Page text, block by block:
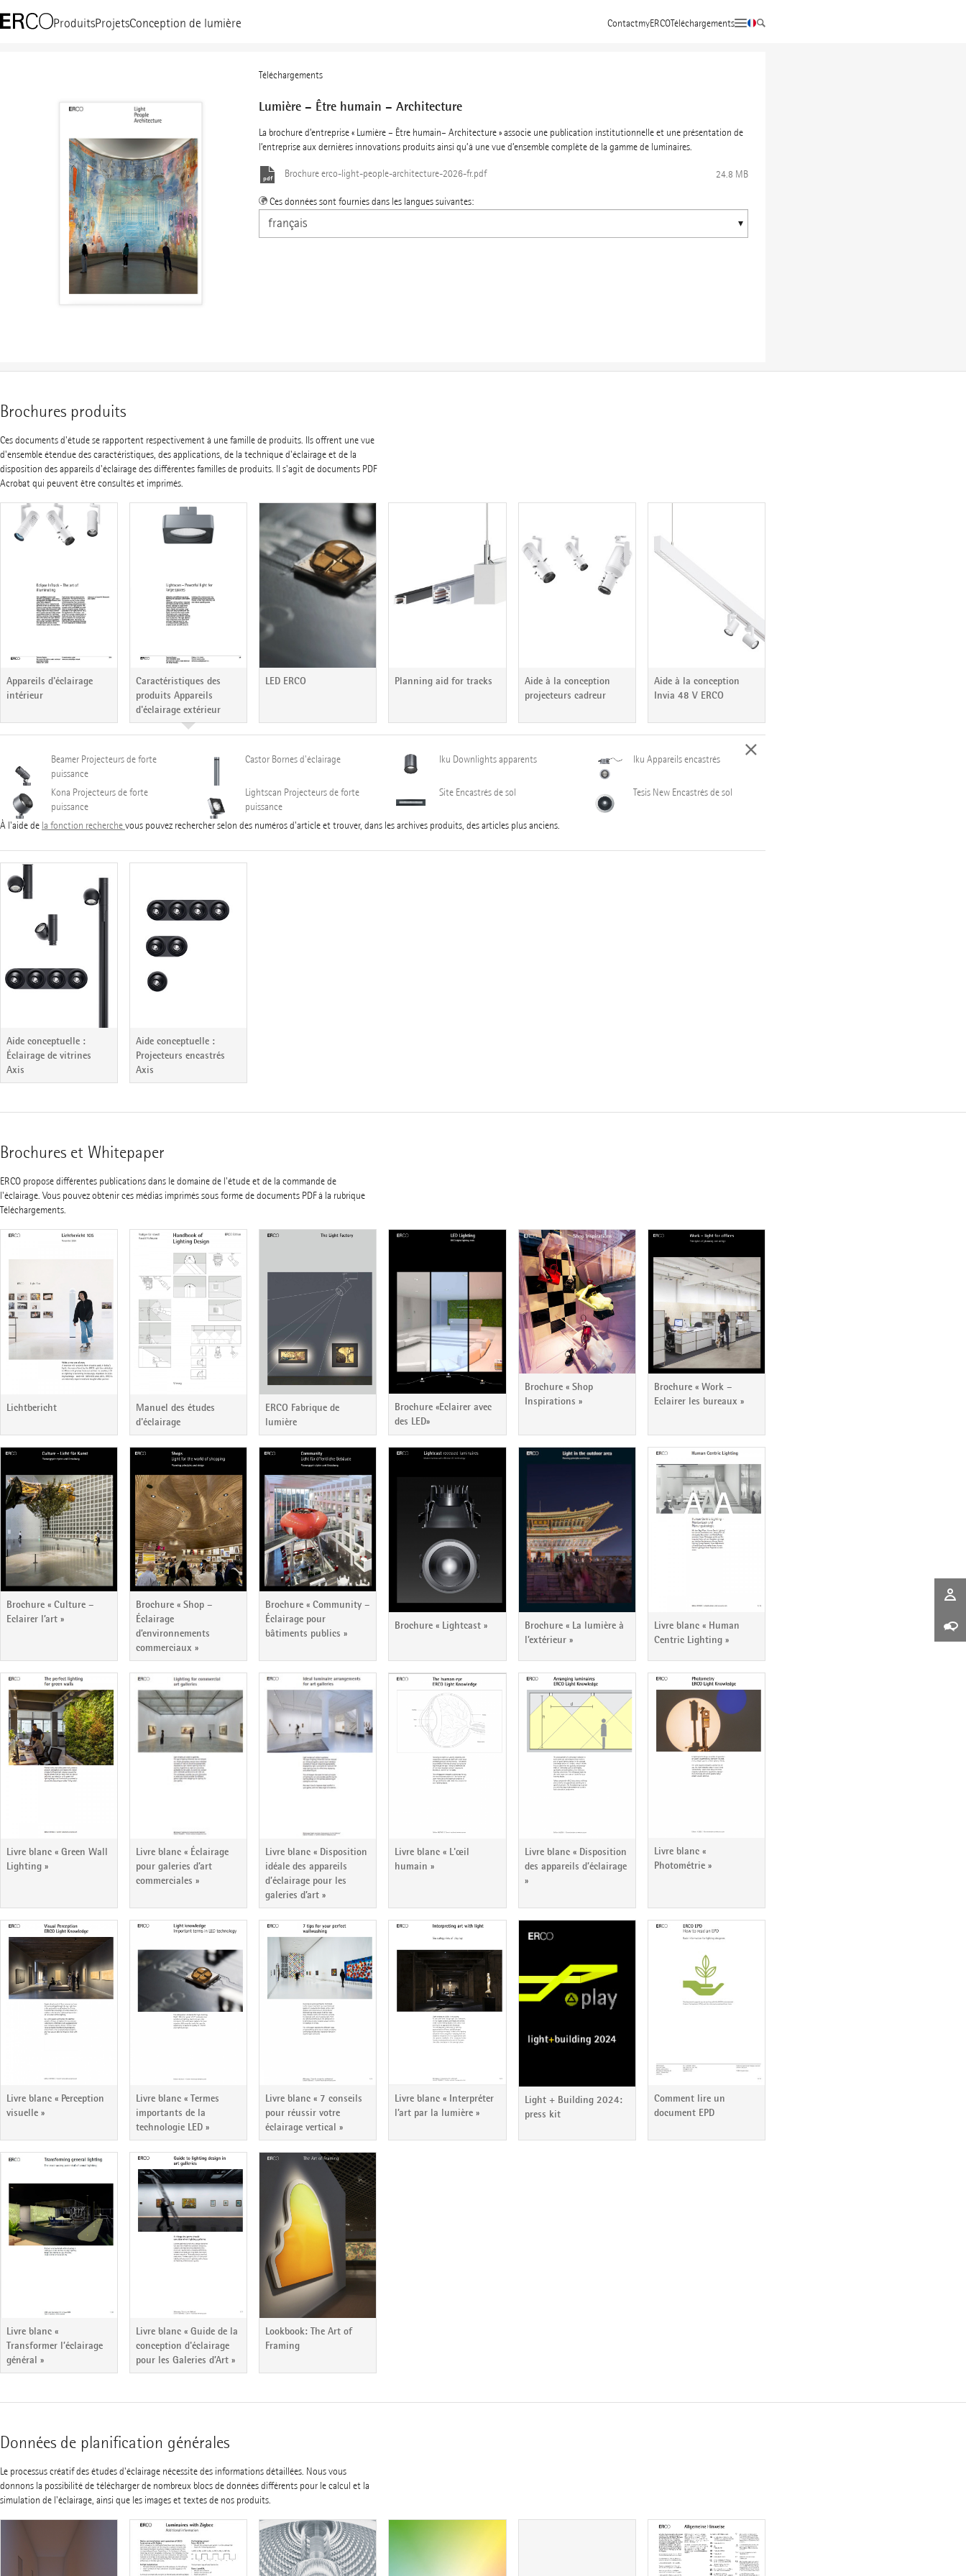
ProduitsProjetsConception de lumière ContactmyERCOTéléchargements
Téléchargements
Lumière – Être humain – Architecture
La brochure d’entreprise « Lumière – Être humain– Architecture » associe une publication institutionnelle et une présentation de
l’entreprise aux dernières innovations produits ainsi qu’à une vue d’ensemble complète de la gamme de luminaires.
Brochureerco-light-people-architecture-2026-fr.pdf 24.8 MB
Ces données sont fournies dans les langues suivantes:
Brochures produits
Ces documents d'étude se rapportent respectivement à une famille de produits. Ils offrent une vue
d'ensemble étendue des caractéristiques, des applications, de la technique d'éclairage et de la
disposition des appareils d'éclairage des différentes familles de produits. Il s'agit de documents PDF
Acrobat qui peuvent être consultés et imprimés.
Appareils d'éclairage
intérieur
Caractéristiques des
produits Appareils
d'éclairage extérieur
Beamer Projecteurs de forte
puissance
Castor Bornes d'éclairage Iku Downlights apparents Iku Appareils encastrés
Kona Projecteurs de forte
puissance
Lightscan Projecteurs de forte
puissance
Site Encastrés de sol Tesis New Encastrés de sol
À l'aide de la fonction recherchevous pouvez rechercher selon des numéros d'article et trouver, dans les archives produits, des articles plus anciens.
LED ERCO Planning aid for tracks
Aide à la conception
projecteurs cadreur
Aide à la conception
Invia 48 V ERCO
Aide conceptuelle :
Éclairage de vitrines
Axis
Aide conceptuelle :
Projecteurs encastrés
Axis
Brochures et Whitepaper
ERCO propose différentes publications dans le domaine de l'étude et de la commande de
l'éclairage. Vous pouvez obtenir ces médias imprimés sous forme de documents PDF à la rubrique
Téléchargements.
Lichtbericht
Manuel des études
d'éclairage
ERCO Fabrique de
lumière
Brochure «Eclairer avec
des LED»
Brochure « Shop
Inspirations »
Brochure « Work –
Eclairer les bureaux »
Brochure « Culture –
Eclairer l’art »
Brochure « Shop –
Éclairage
d’environnements
commerciaux »
Brochure « Community –
Éclairage pour
bâtiments publics »
Brochure « Lightcast »
Brochure « La lumière à
l’extérieur »
Livre blanc « Human
Centric Lighting »
Livre blanc « Green Wall
Lighting »
Livre blanc « Éclairage
pour galeries d’art
commerciales »
Livre blanc « Disposition
idéale des appareils
d’éclairage pour les
galeries d’art »
Livre blanc « L'œil
humain »
Livre blanc « Disposition
des appareils d’éclairage
»
Livre blanc «
Photométrie »
Livre blanc « Perception
visuelle »
Livre blanc « Termes
importants de la
technologie LED »
Livre blanc « 7 conseils
pour réussir votre
éclairage vertical »
Livre blanc « Interpréter
l’art par la lumière »
Light + Building 2024:
press kit
Comment lire un
document EPD
Livre blanc «
Transformer l’éclairage
général »
Livre blanc « Guide de la
conception d'éclairage
pour les Galeries d’Art »
Lookbook: The Art of
Framing
Données de planification générales
Le processus créatif des études d'éclairage nécessite des informations détaillées. Nous vous
donnons la possibilité de télécharger de nombreux blocs de données différents pour le calcul et la
simulation de l'éclairage, ainsi que les images et textes de nos produits.